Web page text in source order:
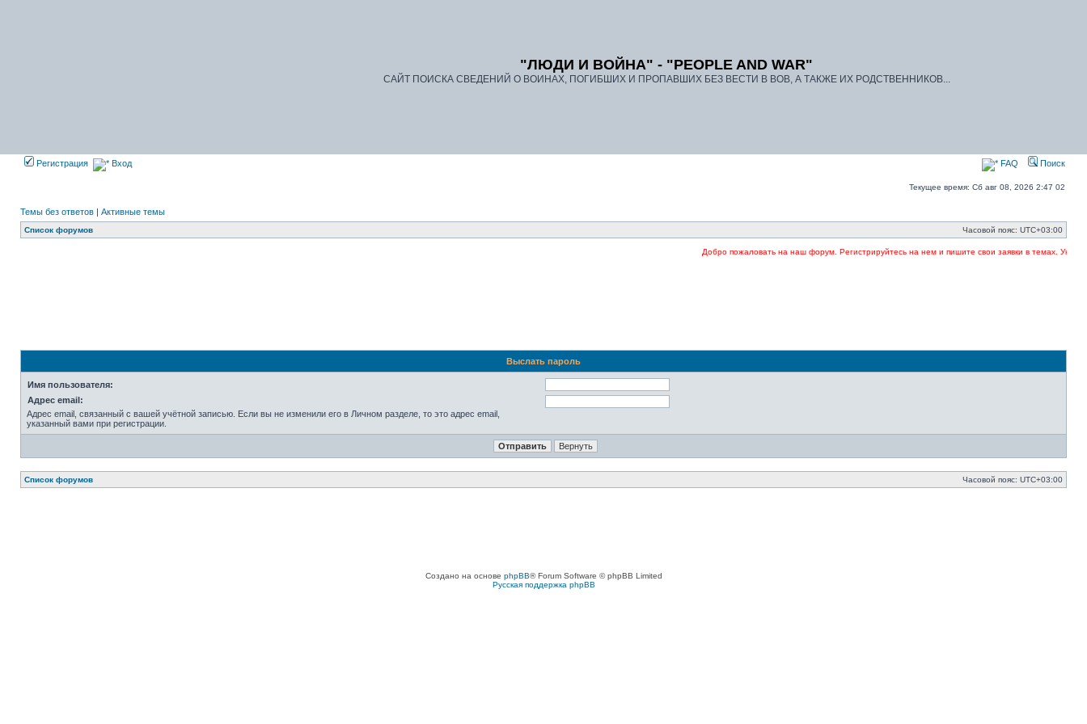
"ЛЮДИ И ВОЙНА" - "PEOPLE AND WAR"
САЙТ ПОИСКА СВЕДЕНИЙ О ВОИНАХ, ПОГИБШИХ И ПРОПАВШИХ БЕЗ ВЕСТИ В ВОВ, А ТАКЖЕ ИХ РОДСТВЕННИКОВ...
Регистрация Вход FAQ Поиск
Текущее время: Сб авг 08, 2026 2:47 02
Темы без ответов | Активные темы
Список форумов Часовой пояс: UTC+03:00
Добро пожаловать на наш форум. Регистрируйтесь на нем и пишите свои заявки в темах.
Выслать пароль
Имя пользователя:
Адрес email:
Адрес email, связанный с вашей учётной записью. Если вы не изменили его в Личном разделе, то это адрес email,
указанный вами при регистрации.
Список форумов Часовой пояс: UTC+03:00
Создано на основе phpBB® Forum Software © phpBB Limited
Русская поддержка phpBB